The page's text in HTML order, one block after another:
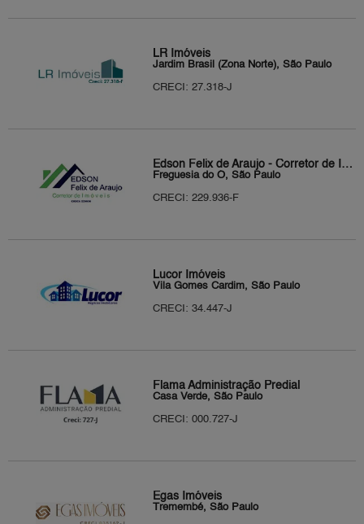
LR Imóveis
Jardim Brasil (Zona Norte), São Paulo
CRECI: 27.318-J
Edson Felix de Araujo - Corretor de Imóveis
Freguesia do Ó, São Paulo
CRECI: 229.936-F
Lucor Imóveis
Vila Gomes Cardim, São Paulo
CRECI: 34.447-J
Flama Administração Predial
Casa Verde, São Paulo
CRECI: 000.727-J
Egas Imóveis
Tremembé, São Paulo